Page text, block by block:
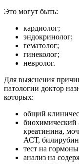
Это могут быть:
кардиолог;
эндокринолог;
гематолог;
гинеколог;
невролог.
Для выяснения
патологии доктор
которых:
общий
биохимический
креатинина,
АСТ,
тест на
анализ на